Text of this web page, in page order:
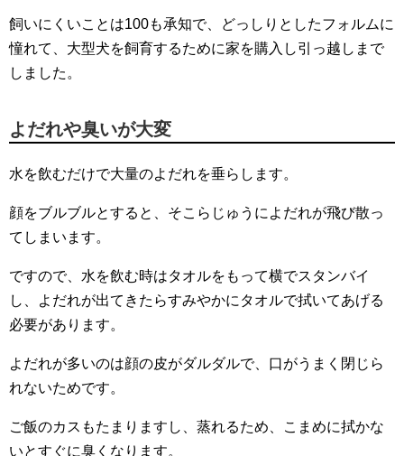
飼いにくいことは100も承知で、どっしりとしたフォルムに
憧れて、大型犬を飼育するために家を購入し引っ越しまで
しました。
よだれや臭いが大変
水を飲むだけで大量のよだれを垂らします。
顔をブルブルとすると、そこらじゅうによだれが飛び散っ
てしまいます。
ですので、水を飲む時はタオルをもって横でスタンバイ
し、よだれが出てきたらすみやかにタオルで拭いてあげる
必要があります。
よだれが多いのは顔の皮がダルダルで、口がうまく閉じら
れないためです。
ご飯のカスもたまりますし、蒸れるため、こまめに拭かな
いとすぐに臭くなります。